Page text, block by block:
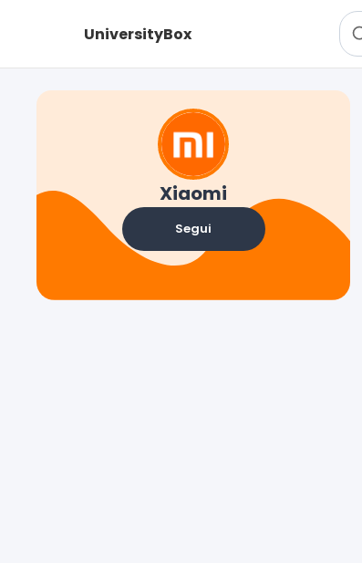
UniversityBox
Xiaomi
Segui